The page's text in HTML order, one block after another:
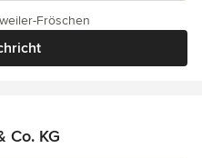
Fröschen
Co. KG